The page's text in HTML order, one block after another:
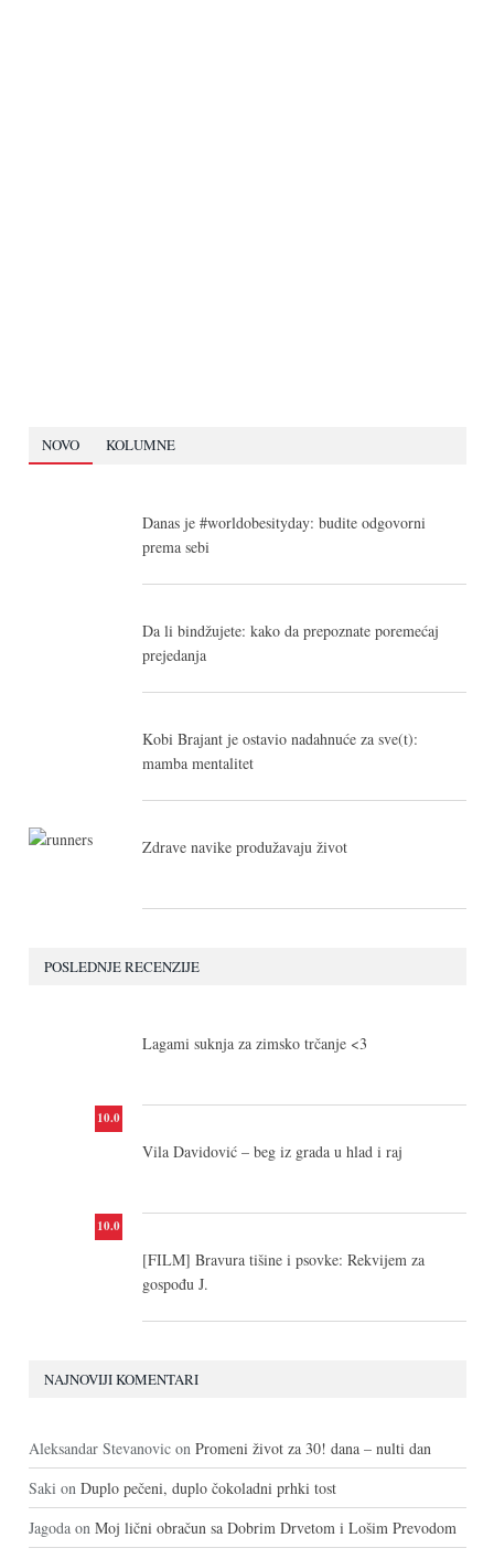
NOVO KOLUMNE
Danas je #worldobesityday: budite odgovorni
prema sebi
Da li bindžujete: kako da prepoznate poremećaj
prejedanja
Kobi Brajant je ostavio nadahnuće za sve(t):
mamba mentalitet
Zdrave navike produžavaju život
POSLEDNJE RECENZIJE
Lagami suknja za zimsko trčanje <3
10.0
Vila Davidović – beg iz grada u hlad i raj
10.0
[FILM] Bravura tišine i psovke: Rekvijem za
gospođu J.
NAJNOVIJI KOMENTARI
Aleksandar Stevanovic on Promeni život za 30! dana – nulti dan
Saki on Duplo pečeni, duplo čokoladni prhki tost
Jagoda on Moj lični obračun sa Dobrim Drvetom i Lošim Prevodom